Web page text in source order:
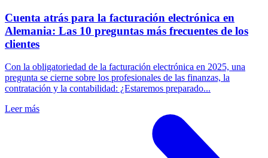
Cuenta atrás para la facturación electrónica en
Alemania: Las 10 preguntas más frecuentes de los
clientes
Con la obligatoriedad de la facturación electrónica en 2025, una
pregunta se cierne sobre los profesionales de las finanzas, la
contratación y la contabilidad: ¿Estaremos preparado...
Leer más